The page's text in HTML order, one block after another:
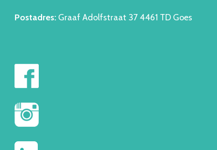
Postadres: Graaf Adolfstraat 37 4461 TD Goes